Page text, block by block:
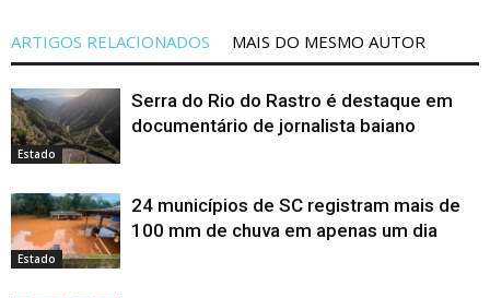
ARTIGOS RELACIONADOS MAIS DO MESMO AUTOR
Estado
Serra do Rio do Rastro é destaque em
documentário de jornalista baiano
Estado
24 municípios de SC registram mais de
100 mm de chuva em apenas um dia